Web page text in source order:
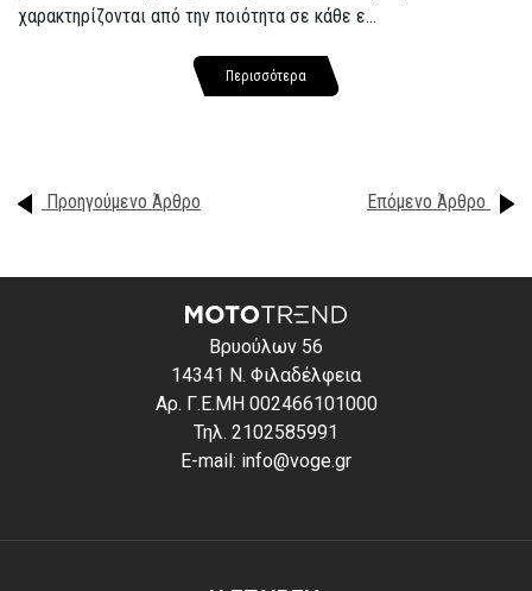
χαρακτηρίζονται από την ποιότητα σε κάθε ε...
Περισσότερα
Προηγούμενο Άρθρο Επόμενο Άρθρο
Βρυούλων 56
14341 Ν. Φιλαδέλφεια
Αρ. Γ.Ε.ΜΗ 002466101000
Τηλ. 2102585991
E-mail: info@voge.gr